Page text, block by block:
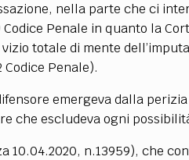
nella parte che ci
Penale in quanto la
totale di mente
Penale).
emergeva dalla
che escludeva ogni
10.04.2020, n.13959), che